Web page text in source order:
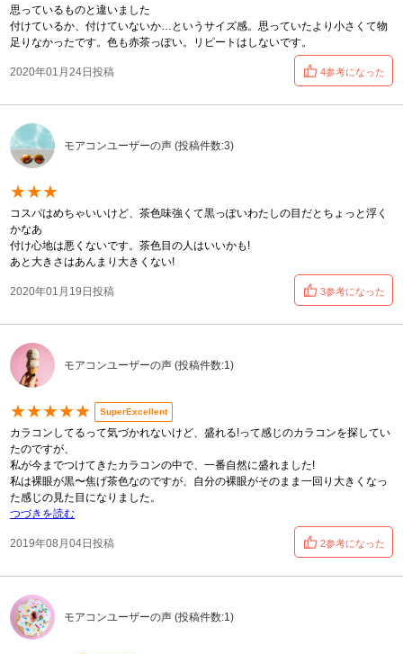
思っているものと違いました
付けているか、付けていないか…というサイズ感。思っていたより小さくて物
足りなかったです。色も赤茶っぽい。リピートはしないです。
2020年01月24日投稿 4参考になった
モアコンユーザーの声 (投稿件数:3)
★★★
コスパはめちゃいいけど、茶色味強くて黒っぽいわたしの目だとちょっと浮く
かなあ
付け心地は悪くないです。茶色目の人はいいかも!
あと大きさはあんまり大きくない!
2020年01月19日投稿 3参考になった
モアコンユーザーの声 (投稿件数:1)
★★★★★ SuperExcellent
カラコンしてるって気づかれないけど、盛れる!って感じのカラコンを探してい
たのですが、
私が今までつけてきたカラコンの中で、一番自然に盛れました!
私は裸眼が黒〜焦げ茶色なのですが、自分の裸眼がそのまま一回り大きくなっ
た感じの見た目になりました。
つづきを読む
2019年08月04日投稿 2参考になった
モアコンユーザーの声 (投稿件数:1)